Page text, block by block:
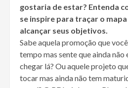
gostaria de estar? Entenda
se inspire para traçar o
alcançar seus objetivos.
Sabe aquela promoção que
tempo mas sente que ainda
chegar lá? Ou aquele projeto
tocar mas ainda não tem